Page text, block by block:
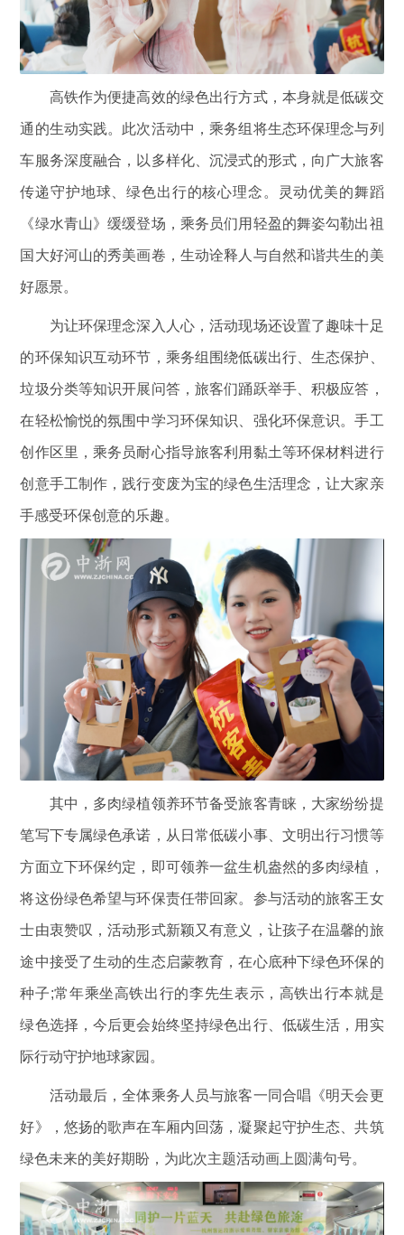
高铁作为便捷高效的绿色出行方式，本身就是低碳交
通的生动实践。此次活动中，乘务组将生态环保理念与列
车服务深度融合，以多样化、沉浸式的形式，向广大旅客
传递守护地球、绿色出行的核心理念。灵动优美的舞蹈
《绿水青山》缓缓登场，乘务员们用轻盈的舞姿勾勒出祖
国大好河山的秀美画卷，生动诠释人与自然和谐共生的美
好愿景。
为让环保理念深入人心，活动现场还设置了趣味十足
的环保知识互动环节，乘务组围绕低碳出行、生态保护、
垃圾分类等知识开展问答，旅客们踊跃举手、积极应答，
在轻松愉悦的氛围中学习环保知识、强化环保意识。手工
创作区里，乘务员耐心指导旅客利用黏土等环保材料进行
创意手工制作，践行变废为宝的绿色生活理念，让大家亲
手感受环保创意的乐趣。
其中，多肉绿植领养环节备受旅客青睐，大家纷纷提
笔写下专属绿色承诺，从日常低碳小事、文明出行习惯等
方面立下环保约定，即可领养一盆生机盎然的多肉绿植，
将这份绿色希望与环保责任带回家。参与活动的旅客王女
士由衷赞叹，活动形式新颖又有意义，让孩子在温馨的旅
途中接受了生动的生态启蒙教育，在心底种下绿色环保的
种子;常年乘坐高铁出行的李先生表示，高铁出行本就是
绿色选择，今后更会始终坚持绿色出行、低碳生活，用实
际行动守护地球家园。
活动最后，全体乘务人员与旅客一同合唱《明天会更
好》，悠扬的歌声在车厢内回荡，凝聚起守护生态、共筑
绿色未来的美好期盼，为此次主题活动画上圆满句号。